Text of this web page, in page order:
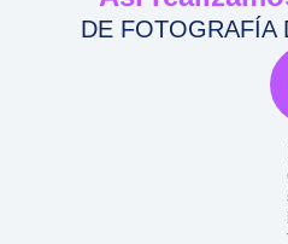
DE FOTOGRAFÍA